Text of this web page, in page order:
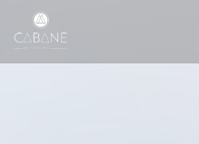
Cookie管理面板